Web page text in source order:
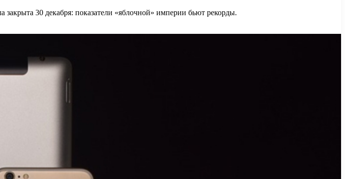
закрыта 30 декабря: показатели «яблочной» империи бьют рекорды.